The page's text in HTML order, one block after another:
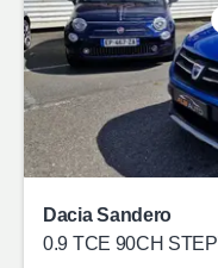
Dacia Sandero
0.9 TCE 90CH